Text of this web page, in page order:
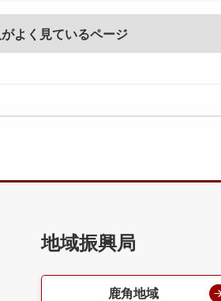
よく見ているページ
地域振興局
鹿角地域